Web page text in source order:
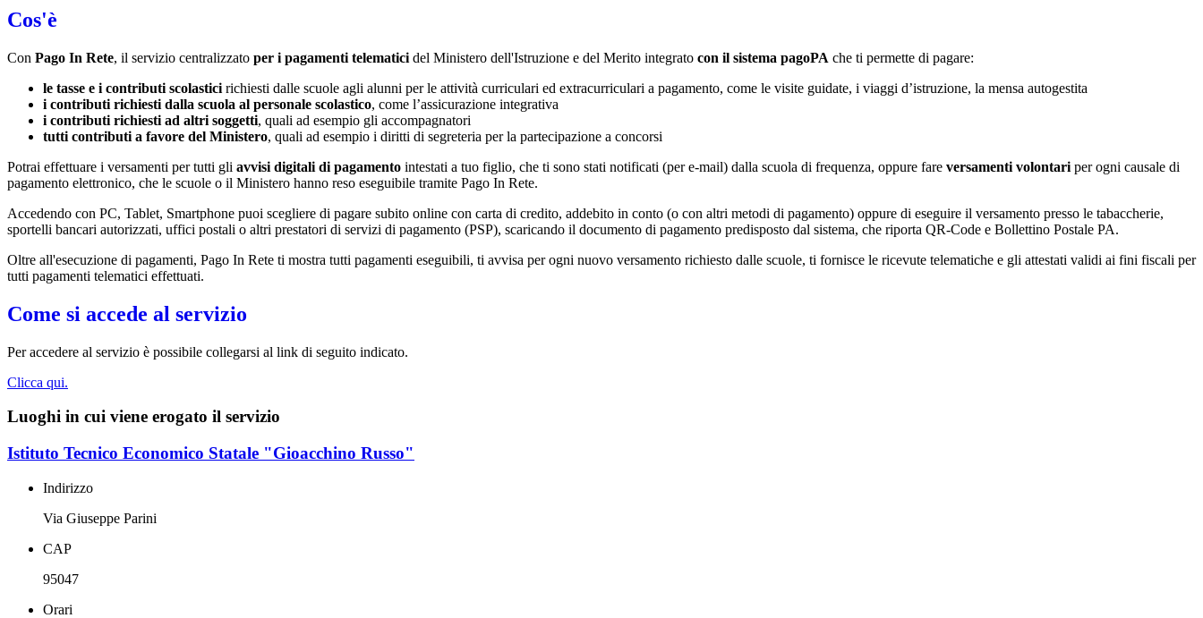
Cos'è
Con Pago In Rete, il servizio centralizzato per i pagamenti telematici del Ministero dell'Istruzione e del Merito integrato con il sistema pagoPA che ti permette di pagare:
le tasse e i contributi scolastici richiesti dalle scuole agli alunni per le attività curriculari ed extracurriculari a pagamento, come le visite guidate, i viaggi d’istruzione, la mensa autogestita
i contributi richiesti dalla scuola al personale scolastico, come l’assicurazione integrativa
i contributi richiesti ad altri soggetti, quali ad esempio gli accompagnatori
tutti contributi a favore del Ministero, quali ad esempio i diritti di segreteria per la partecipazione a concorsi
Potrai effettuare i versamenti per tutti gli avvisi digitali di pagamento intestati a tuo figlio, che ti sono stati notificati (per e-mail) dalla scuola di frequenza, oppure fare versamenti volontari per ogni causale di
pagamento elettronico, che le scuole o il Ministero hanno reso eseguibile tramite Pago In Rete.
Accedendo con PC, Tablet, Smartphone puoi scegliere di pagare subito online con carta di credito, addebito in conto (o con altri metodi di pagamento) oppure di eseguire il versamento presso le tabaccherie,
sportelli bancari autorizzati, uffici postali o altri prestatori di servizi di pagamento (PSP), scaricando il documento di pagamento predisposto dal sistema, che riporta QR-Code e Bollettino Postale PA.
Oltre all'esecuzione di pagamenti, Pago In Rete ti mostra tutti pagamenti eseguibili, ti avvisa per ogni nuovo versamento richiesto dalle scuole, ti fornisce le ricevute telematiche e gli attestati validi ai fini fiscali per
tutti pagamenti telematici effettuati.
Come si accede al servizio
Per accedere al servizio è possibile collegarsi al link di seguito indicato.
Clicca qui.
Luoghi in cui viene erogato il servizio
Istituto Tecnico Economico Statale "Gioacchino Russo"
Indirizzo
Via Giuseppe Parini
CAP
95047
Orari